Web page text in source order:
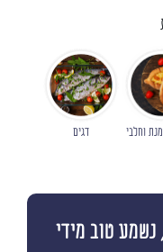
וחלבי דגים
טוב מידי